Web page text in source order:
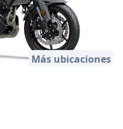
Más ubicaciones